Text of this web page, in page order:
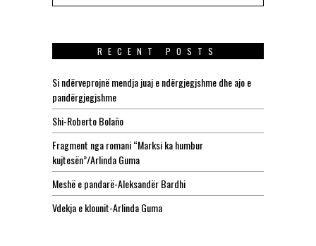
RECENT POSTS
Si ndërveprojnë mendja juaj e ndërgjegjshme dhe ajo e
pandërgjegjshme
Shi-Roberto Bolaño
Fragment nga romani “Marksi ka humbur
kujtesën”/Arlinda Guma
Meshë e pandarë-Aleksandër Bardhi
Vdekja e klounit-Arlinda Guma